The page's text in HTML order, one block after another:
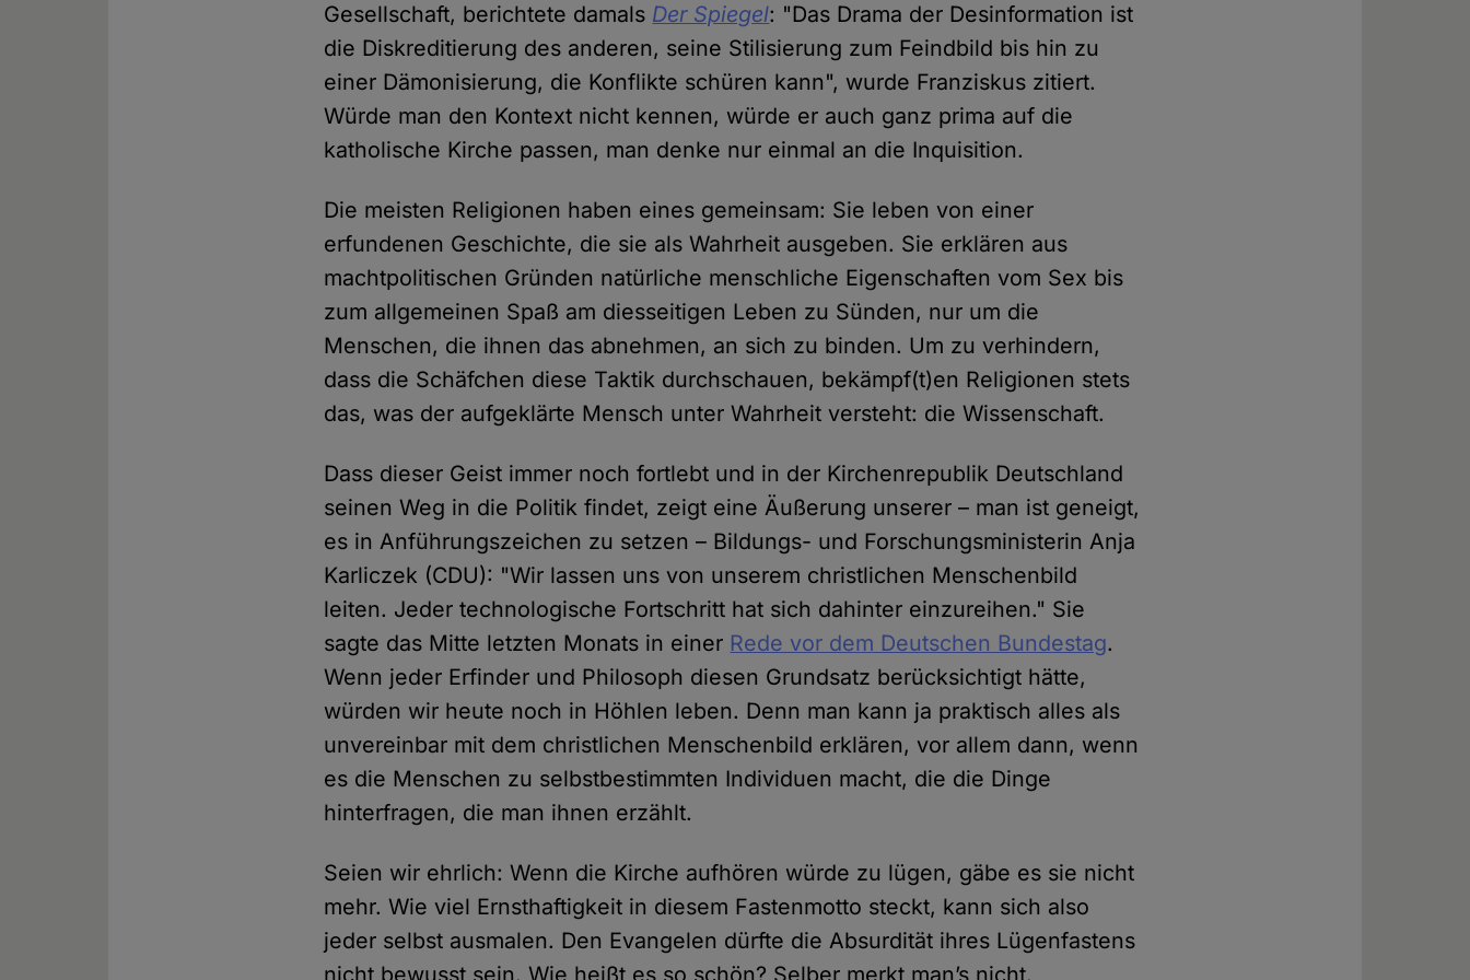
Gesellschaft, berichtete damals Der Spiegel: "Das Drama der Desinformation ist
die Diskreditierung des anderen, seine Stilisierung zum Feindbild bis hin zu
einer Dämonisierung, die Konflikte schüren kann", wurde Franziskus zitiert.
Würde man den Kontext nicht kennen, würde er auch ganz prima auf die
katholische Kirche passen, man denke nur einmal an die Inquisition.
Die meisten Religionen haben eines gemeinsam: Sie leben von einer
erfundenen Geschichte, die sie als Wahrheit ausgeben. Sie erklären aus
machtpolitischen Gründen natürliche menschliche Eigenschaften vom Sex bis
zum allgemeinen Spaß am diesseitigen Leben zu Sünden, nur um die
Menschen, die ihnen das abnehmen, an sich zu binden. Um zu verhindern,
dass die Schäfchen diese Taktik durchschauen, bekämpf(t)en Religionen stets
das, was der aufgeklärte Mensch unter Wahrheit versteht: die Wissenschaft.
Dass dieser Geist immer noch fortlebt und in der Kirchenrepublik Deutschland
seinen Weg in die Politik findet, zeigt eine Äußerung unserer – man ist geneigt,
es in Anführungszeichen zu setzen – Bildungs- und Forschungsministerin Anja
Karliczek (CDU): "Wir lassen uns von unserem christlichen Menschenbild
leiten. Jeder technologische Fortschritt hat sich dahinter einzureihen." Sie
sagte das Mitte letzten Monats in einer Rede vor dem Deutschen Bundestag.
Wenn jeder Erfinder und Philosoph diesen Grundsatz berücksichtigt hätte,
würden wir heute noch in Höhlen leben. Denn man kann ja praktisch alles als
unvereinbar mit dem christlichen Menschenbild erklären, vor allem dann, wenn
es die Menschen zu selbstbestimmten Individuen macht, die die Dinge
hinterfragen, die man ihnen erzählt.
Seien wir ehrlich: Wenn die Kirche aufhören würde zu lügen, gäbe es sie nicht
mehr. Wie viel Ernsthaftigkeit in diesem Fastenmotto steckt, kann sich also
jeder selbst ausmalen. Den Evangelen dürfte die Absurdität ihres Lügenfastens